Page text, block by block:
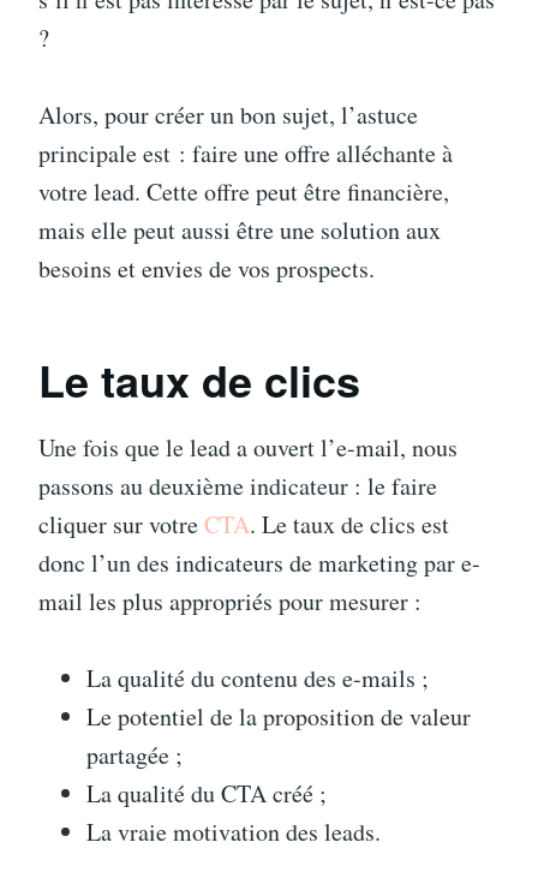
?
Alors, pour créer un bon sujet, l’astuce
principale est : faire une offre alléchante à
votre lead. Cette offre peut être financière,
mais elle peut aussi être une solution aux
besoins et envies de vos prospects.
Le taux de clics
Une fois que le lead a ouvert l’e-mail, nous
passons au deuxième indicateur : le faire
cliquer sur votreCTA. Le taux de clics est
donc l’un des indicateurs de marketing par e-
mail les plus appropriés pour mesurer :
La qualité du contenu des e-mails ;
Le potentiel de la proposition de valeur
partagée ;
La qualité du CTA créé ;
La vraie motivation des leads.